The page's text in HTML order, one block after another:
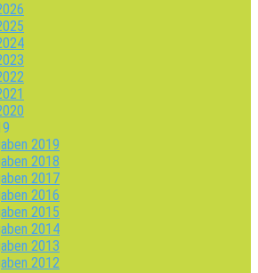
2019
2018
2017
2016
2015
2014
2013
2012